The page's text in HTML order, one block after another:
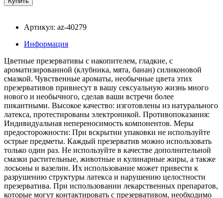
Артикул: az-40279
Информация
Цветные презервативы с накопителем, гладкие, с
ароматизированной (клубника, мята, банан) силиконовой
смазкой. Чувственные ароматы, необычные цвета этих
презервативов привнесут в вашу сексуальную жизнь много
нового и необычного, сделав ваши встречи более
пикантными. Высокое качество: изготовлены из натурального
латекса, протестированы электроникой. Противопоказания:
Индивидуальная непереносимость компонентов. Меры
предосторожности: При вскрытии упаковки не используйте
острые предметы. Каждый презерватив можно использовать
только один раз. Не используйте в качестве дополнительной
смазки растительные, животные и кулинарные жиры, а также
лосьоны и вазелин. Их использование может привести к
разрушению структуры латекса и нарушению целостности
презерватива. При использовании лекарственных препаратов,
которые могут контактировать с презервативом, необходимо